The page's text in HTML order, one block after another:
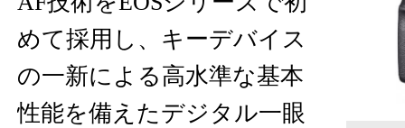
めて採用し、キーデバイス
の一新による高水準な基本
性能を備えたデジタル一眼